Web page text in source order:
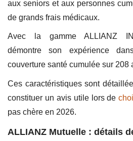
aux seniors et aux personnes
de grands frais médicaux.
Avec la gamme ALLIANZ
démontre son expérience
couverture santé cumulée sur 208
Ces caractéristiques sont
constituer un avis utile lors de
pas chère en 2026.
ALLIANZ Mutuelle : détails